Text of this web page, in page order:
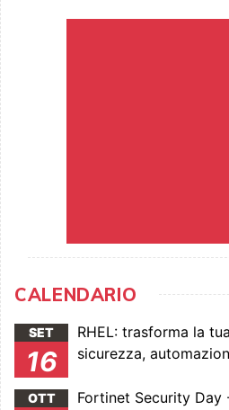
CALENDARIO
SET
16
RHEL: trasforma la
sicurezza,
OTT Fortinet Security Day